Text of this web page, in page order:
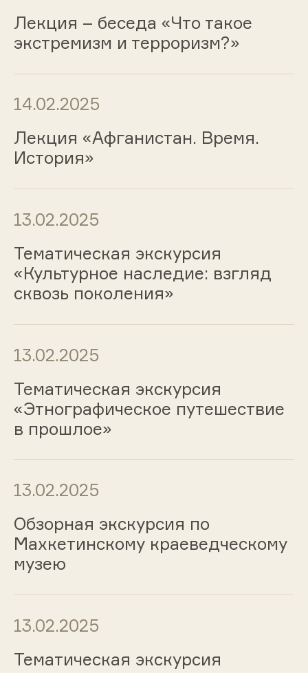
Лекция – беседа «Что такое
экстремизм и терроризм?»
14.02.2025
Лекция «Афганистан. Время.
История»
13.02.2025
Тематическая экскурсия
«Культурное наследие: взгляд
сквозь поколения»
13.02.2025
Тематическая экскурсия
«Этнографическое путешествие
в прошлое»
13.02.2025
Обзорная экскурсия по
Махкетинскому краеведческому
музею
13.02.2025
Тематическая экскурсия